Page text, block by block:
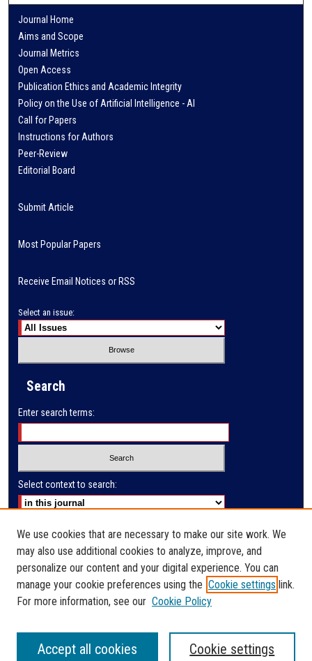
Journal Home
Aims and Scope
Journal Metrics
Open Access
Publication Ethics and Academic Integrity
Policy on the Use of Artificial Intelligence - AI
Call for Papers
Instructions for Authors
Peer-Review
Editorial Board
Submit Article
Most Popular Papers
Receive Email Notices or RSS
Select an issue:
Search
Enter search terms:
Select context to search:
Advanced Search
E-ISSN: 2791-285X
PRINT ISSN: 2523-9732
We use cookies that are necessary to make our site work. We
may also use additional cookies to analyze, improve, and
personalize our content and your digital experience. You can
manage your cookie preferences using the Cookie settings link.
For more information, see our Cookie Policy
Cookie settings
Accept all cookies